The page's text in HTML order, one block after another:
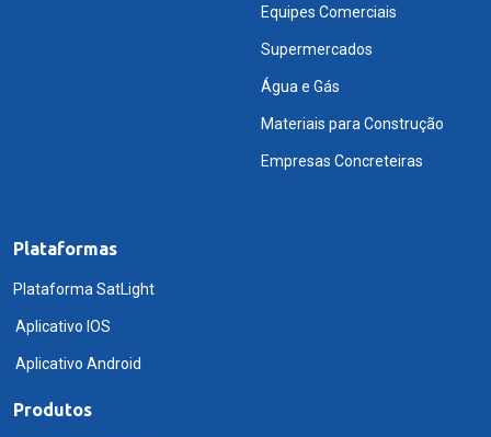
Equipes Comerciais
Supermercados
Água e Gás
Materiais para Construção
Empresas Concreteiras
Plataformas
Plataforma SatLight
Aplicativo IOS
Aplicativo Android
Produtos